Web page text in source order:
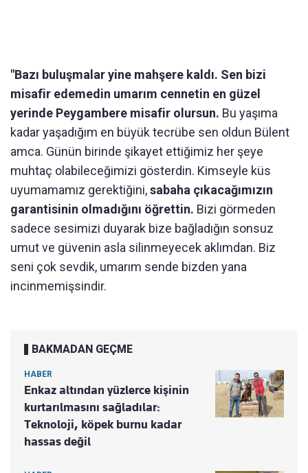
"Bazı buluşmalar yine mahşere kaldı. Sen bizi
misafir edemedin umarım cennetin en güzel
yerinde Peygambere misafir olursun. Bu yaşıma
kadar yaşadığım en büyük tecrübe sen oldun Bülent
amca. Günün birinde şikayet ettiğimiz her şeye
muhtaç olabileceğimizi gösterdin. Kimseyle küs
uyumamamız gerektiğini,sabaha çıkacağımızın
garantisinin olmadığını öğrettin. Bizi görmeden
sadece sesimizi duyarak bize bağladığın sonsuz
umut ve güvenin asla silinmeyecek aklımdan. Biz
seni çok sevdik, umarım sende bizden yana
incinmemişsindir.
BAKMADAN GEÇME
HABER
Enkaz altından yüzlerce kişinin
kurtarılmasını sağladılar:
Teknoloji, köpek burnu kadar
hassas değil